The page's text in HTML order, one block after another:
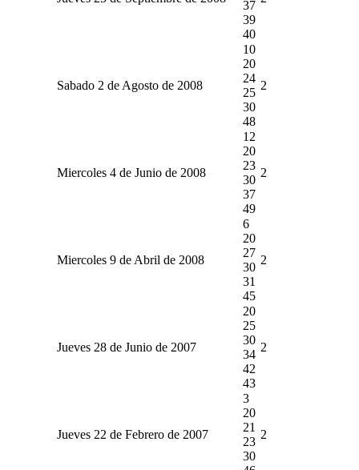
37
39
40
Sabado 2 de Agosto de 2008
10
20
24
25
30
48
2
Miercoles 4 de Junio de 2008
12
20
23
30
37
49
2
Miercoles 9 de Abril de 2008
6
20
27
30
31
45
2
Jueves 28 de Junio de 2007
20
25
30
34
42
43
2
Jueves 22 de Febrero de 2007
3
20
21
23
30
2